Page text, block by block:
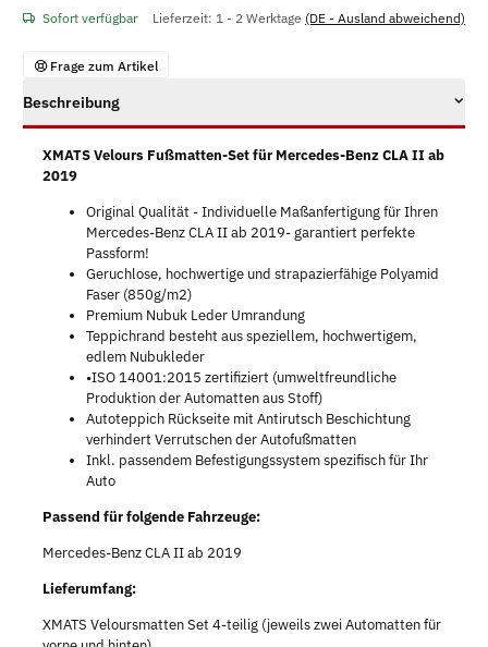
Sofort verfügbar Lieferzeit: 1 - 2 Werktage (DE - Ausland abweichend)
Frage zum Artikel
Beschreibung
XMATS Velours Fußmatten-Set für Mercedes-Benz CLA II ab
2019
Original Qualität - Individuelle Maßanfertigung für Ihren
Mercedes-Benz CLA II ab 2019- garantiert perfekte
Passform!
Geruchlose, hochwertige und strapazierfähige Polyamid
Faser (850g/m2)
Premium Nubuk Leder Umrandung
Teppichrand besteht aus speziellem, hochwertigem,
edlem Nubukleder
•ISO 14001:2015 zertifiziert (umweltfreundliche
Produktion der Automatten aus Stoff)
Autoteppich Rückseite mit Antirutsch Beschichtung
verhindert Verrutschen der Autofußmatten
Inkl. passendem Befestigungssystem spezifisch für Ihr
Auto
Passend für folgende Fahrzeuge:
Mercedes-Benz CLA II ab 2019
Lieferumfang:
XMATS Veloursmatten Set 4-teilig (jeweils zwei Automatten für